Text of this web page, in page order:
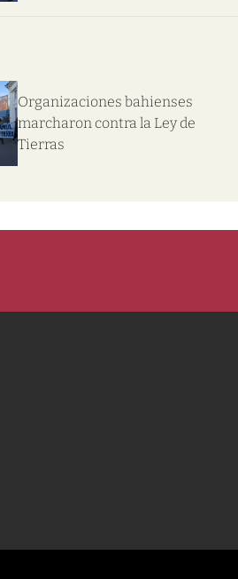
Organizaciones bahienses
marcharon contra la Ley de
Tierras